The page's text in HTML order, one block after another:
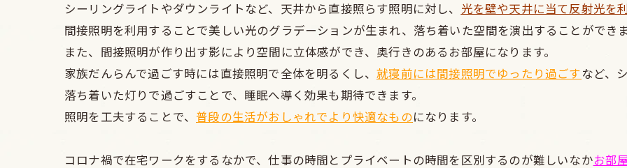
シーリングライトやダウンライトなど、天井から直接照らす照明に対し、 光を壁や天井に当て反射光を
間接照明を利用することで美しい光のグラデーションが生まれ、落ち着いた空間を演出することができ
また、間接照明が作り出す影により空間に立体感ができ、奥行きのあるお部屋になります。
家族だんらんで過ごす時には直接照明で全体を明るくし、就寝前には間接照明でゆったり過ごす など、
落ち着いた灯りで過ごすことで、睡眠へ導く効果も期待できます。
照明を工夫することで、 普段の生活がおしゃれでより快適なものになります。
コロナ禍で在宅ワークをするなかで、仕事の時間とプライベートの時間を区別するのが難しいなかお部